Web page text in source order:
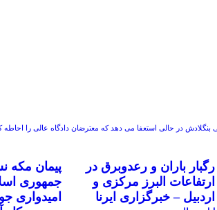
بنگلادش در حالی استعفا می دهد که معترضان دادگاه عالی را احاطه
رگبار باران و رعدوبرق در
ارتفاعات البرز مرکزی و
اردبیل – خبرگزاری ایرنا
پیمان مکه
جمهوری
امیدواری